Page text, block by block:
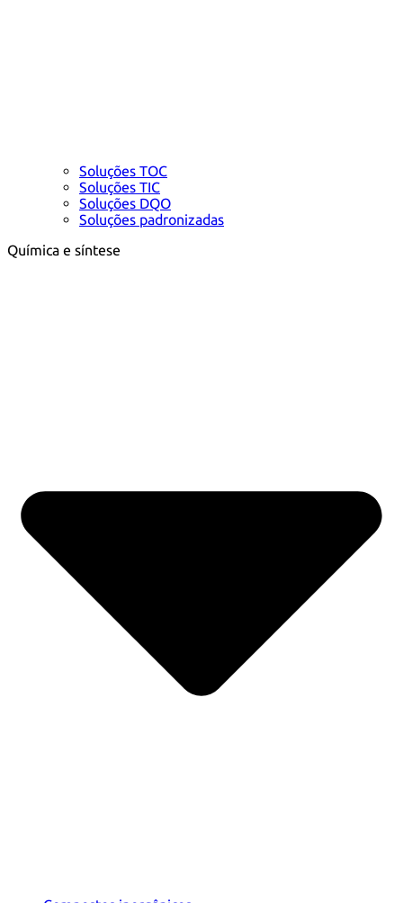
Soluções TOC
Soluções TIC
Soluções DQO
Soluções padronizadas
Química e síntese